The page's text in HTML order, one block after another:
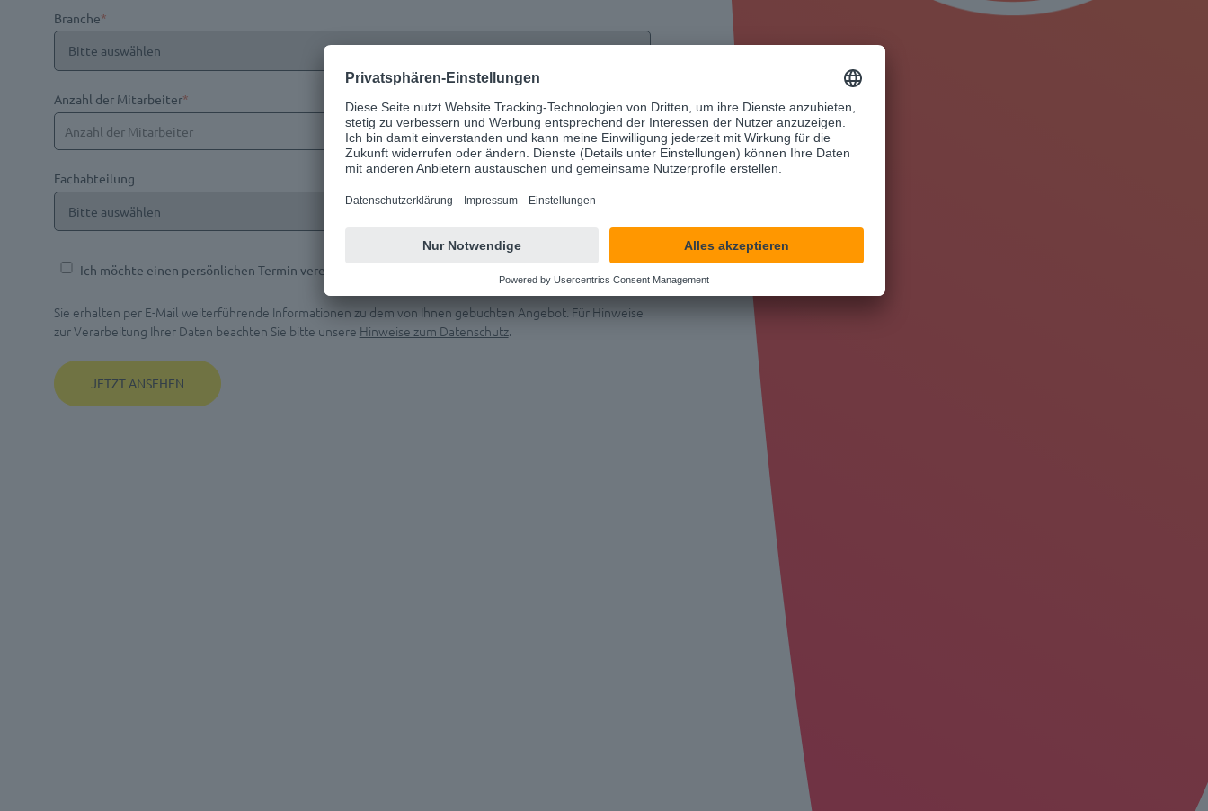
Branche*
Anzahl der Mitarbeiter*
Fachabteilung
Ich möchte einen persönlichen Termin vereinbaren.
Sie erhalten per E-Mail weiterführende Informationen zu dem von Ihnen gebuchten Angebot. Für Hinweise
zur Verarbeitung Ihrer Daten beachten Sie bitte unsere Hinweise zum Datenschutz.